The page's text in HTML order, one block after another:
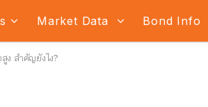
Market Data Bond Info
ง สำคัญยังไง?